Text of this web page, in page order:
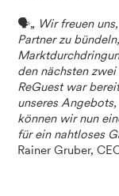
🗣️„ Wir freuen
Partner zu
den nächsten
ReGuest war
unseres
können wir nun
für ein nahtloses
Rainer Gruber,